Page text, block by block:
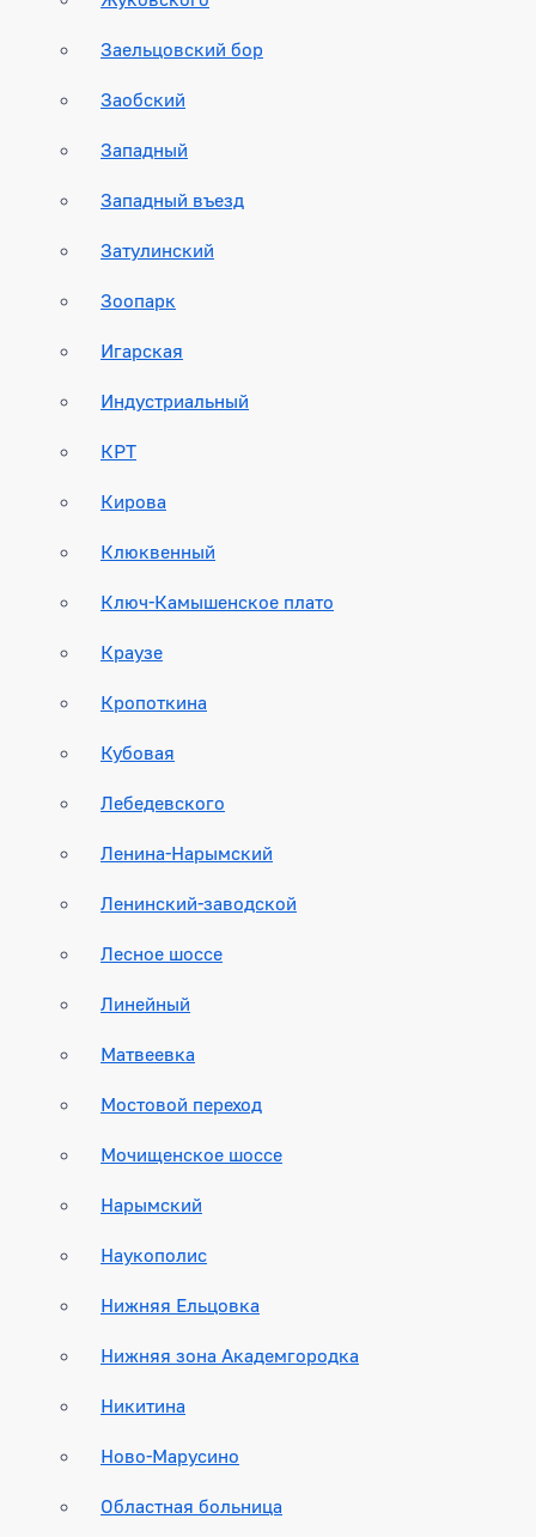
Заельцовский бор
Заобский
Западный
Западный въезд
Затулинский
Зоопарк
Игарская
Индустриальный
КРТ
Кирова
Клюквенный
Ключ-Камышенское плато
Краузе
Кропоткина
Кубовая
Лебедевского
Ленина-Нарымский
Ленинский-заводской
Лесное шоссе
Линейный
Матвеевка
Мостовой переход
Мочищенское шоссе
Нарымский
Наукополис
Нижняя Ельцовка
Нижняя зона Академгородка
Никитина
Ново-Марусино
Областная больница